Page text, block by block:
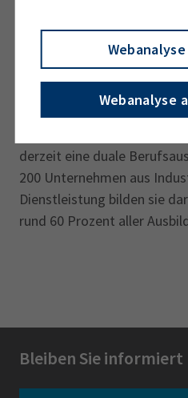
Webanalyse
zählen die Hotelfachleute,
Kaufleute für
Industriekaufleute.
Insgesamt gibt es im
derzeit eine duale
200 Unternehmen aus
Dienstleistung bilden sie
rund 60 Prozent aller
Bleiben Sie informiert